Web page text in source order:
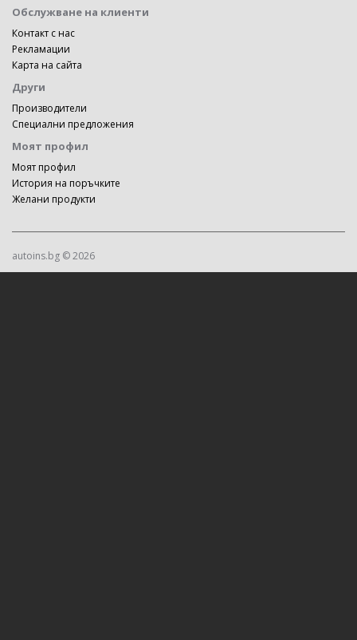
Обслужване на клиенти
Контакт с нас
Рекламации
Карта на сайта
Други
Производители
Специални предложения
Моят профил
Моят профил
История на поръчките
Желани продукти
autoins.bg © 2026